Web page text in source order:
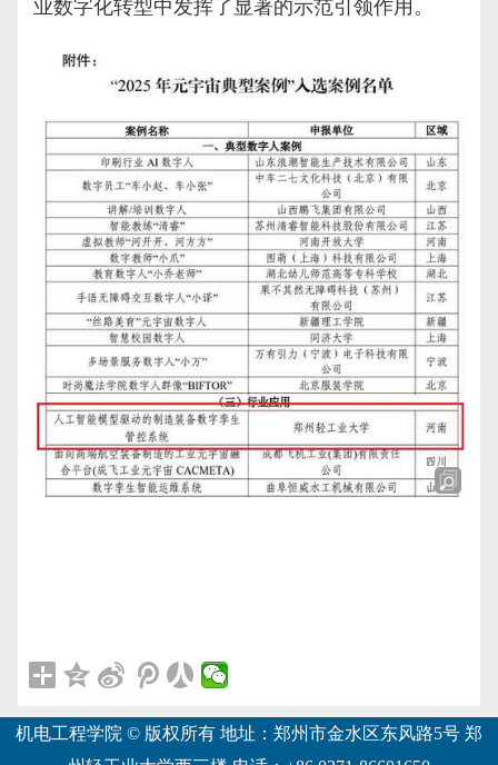
业数字化转型中发挥了显著的示范引领作用。
机电工程学院 © 版权所有 地址：郑州市金水区东风路5号 郑